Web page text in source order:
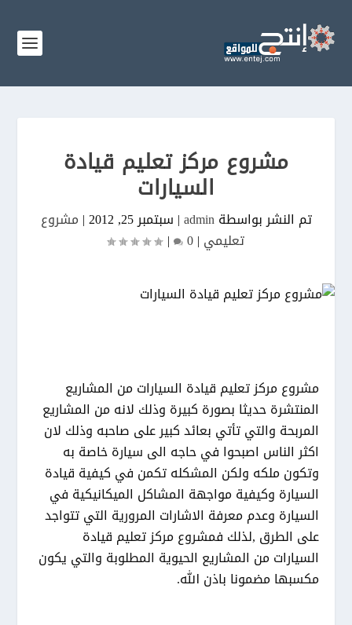
مشروع مركز تعليم قيادة
السيارات
تم النشر بواسطةadmin
| سبتمبر 25, 2012 | مشروع
تعليمي |
0
|
مشروع مركز تعليم قيادة السيارات من المشاريع
المنتشرة حديثا بصورة كبيرة وذلك لانه من المشاريع
المربحة والتي تأتي بعائد كبير على صاحبه وذلك لان
اكثر الناس اصبحوا في حاجه الى سيارة خاصة به
وتكون ملكه ولكن المشكله تكمن في كيفية قيادة
السيارة وكيفية مواجهة المشاكل الميكانيكية في
السيارة وعدم معرفة الاشارات المرورية التي تتواجد
على الطرق ,لذلك فمشروع مركز تعليم قيادة
السيارات من المشاريع الحيوية المطلوبة والتي يكون
مكسبها مضمونا باذن الله.